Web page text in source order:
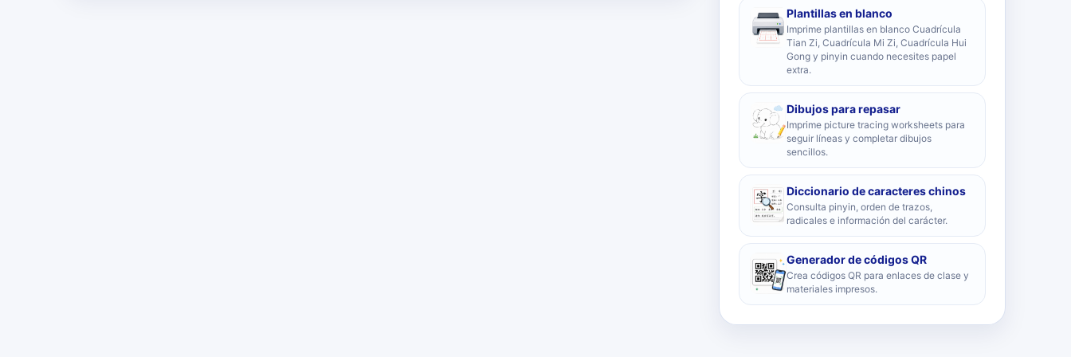
Plantillas en blanco
Imprime plantillas en blanco Cuadrícula
Tian Zi, Cuadrícula Mi Zi, Cuadrícula Hui
Gong y pinyin cuando necesites papel
extra.
Dibujos para repasar
Imprime picture tracing worksheets para
seguir líneas y completar dibujos
sencillos.
Diccionario de caracteres chinos
Consulta pinyin, orden de trazos,
radicales e información del carácter.
Generador de códigos QR
Crea códigos QR para enlaces de clase y
materiales impresos.